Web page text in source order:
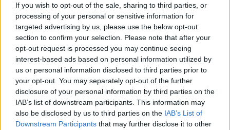
If you wish to opt-out of the sale, sharing to third parties, or
processing of your personal or sensitive information for
targeted advertising by us, please use the below opt-out
section to confirm your selection. Please note that after your
opt-out request is processed you may continue seeing
interest-based ads based on personal information utilized by
us or personal information disclosed to third parties prior to
your opt-out. You may separately opt-out of the further
disclosure of your personal information by third parties on the
IAB’s list of downstream participants. This information may
also be disclosed by us to third parties on the IAB’s List of
Downstream Participants that may further disclose it to other
Continua a leggere
CONCERTI